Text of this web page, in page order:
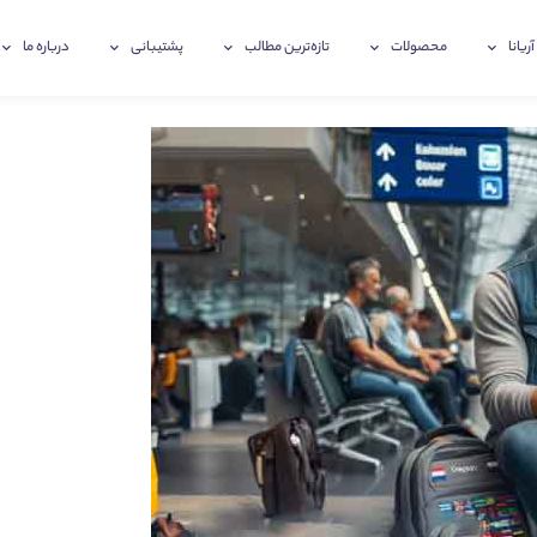
آریانا محصولات تازه‌ترین‌ مطالب پشتیبانی درباره ما